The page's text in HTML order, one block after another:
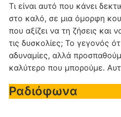
Τι είναι αυτό που κάνει
στο καλό, σε μια όμορφη
που αξίζει να τη ζήσεις και
τις δυσκολίες; Το γεγονός
αδυναμίες, αλλά
καλύτερο που μπορούμε.
Ραδιόφωνα